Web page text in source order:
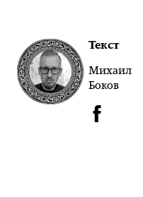
Текст
Михаил
Боков